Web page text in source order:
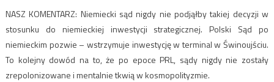
NASZ KOMENTARZ: Niemiecki sąd nigdy nie podjąłby takiej decyzji w
stosunku do niemieckiej inwestycji strategicznej. Polski Sąd po
niemieckim pozwie – wstrzymuje inwestycję w terminal w Świnoujściu.
To kolejny dowód na to, że po epoce PRL, sądy nigdy nie zostały
zrepolonizowane i mentalnie tkwią w kosmopolityzmie.